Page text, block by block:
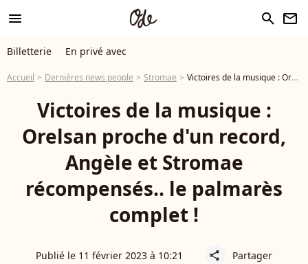
menu search newsletter
Billetterie En privé avec
Accueil Dernières news people Stromae Victoires de la musique : Orelsan proche d'un record, Angèle et Stromae récompensés.. le palmarès complet !
Victoires de la musique :
Orelsan proche d'un record,
Angèle et Stromae
récompensés.. le palmarès
complet !
Publié le 11 février 2023 à 10:21 share Partager